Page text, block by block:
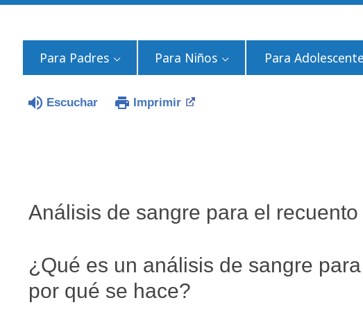
Para Padres Para Niños Para
Escuchar Imprimir
Análisis de sangre para el
¿Qué es un análisis de sangre
por qué se hace?